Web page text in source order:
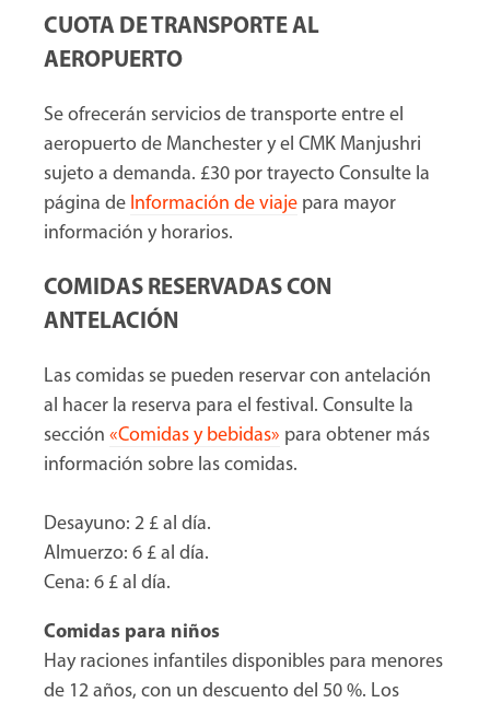
CUOTA DE TRANSPORTE AL
AEROPUERTO
Se ofrecerán servicios de transporte entre el
aeropuerto de Manchester y el CMK Manjushri
sujeto a demanda. £30 por trayecto Consulte la
página de Información de viaje para mayor
información y horarios.
COMIDAS RESERVADAS CON
ANTELACIÓN
Las comidas se pueden reservar con antelación
al hacer la reserva para el festival. Consulte la
sección «Comidas y bebidas» para obtener más
información sobre las comidas.
Desayuno: 2 £ al día.
Almuerzo: 6 £ al día.
Cena: 6 £ al día.
Comidas para niños
Hay raciones infantiles disponibles para menores
de 12 años, con un descuento del 50 %. Los